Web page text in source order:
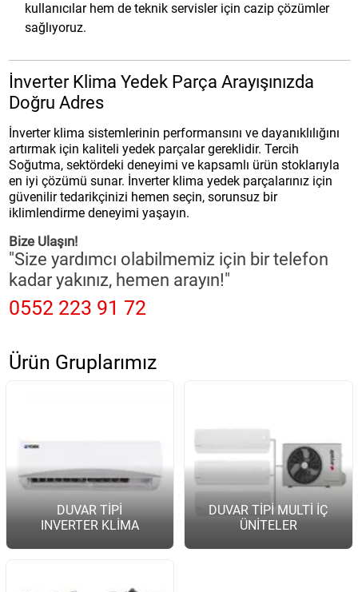
kullanıcılar hem de teknik servisler için cazip çözümler
sağlıyoruz.
İnverter Klima Yedek Parça Arayışınızda
Doğru Adres
İnverter klima sistemlerinin performansını ve dayanıklılığını
artırmak için kaliteli yedek parçalar gereklidir. Tercih
Soğutma, sektördeki deneyimi ve kapsamlı ürün stoklarıyla
en iyi çözümü sunar. İnverter klima yedek parçalarınız için
güvenilir tedarikçinizi hemen seçin, sorunsuz bir
iklimlendirme deneyimi yaşayın.
Bize Ulaşın!
"Size yardımcı olabilmemiz için bir telefon
kadar yakınız, hemen arayın!"
0552 223 91 72
Ürün Gruplarımız
DUVAR TİPİ
INVERTER KLİMA
DUVAR TİPİ MULTİ İÇ
ÜNİTELER